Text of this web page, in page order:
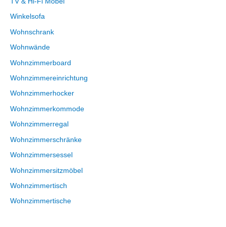
Winkelsofa
Wohnschrank
Wohnwände
Wohnzimmerboard
Wohnzimmereinrichtung
Wohnzimmerhocker
Wohnzimmerkommode
Wohnzimmerregal
Wohnzimmerschränke
Wohnzimmersessel
Wohnzimmersitzmöbel
Wohnzimmertisch
Wohnzimmertische